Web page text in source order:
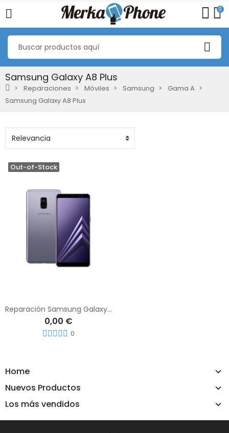
0
Samsung Galaxy A8 Plus
Reparaciones Móviles Samsung
Gama A
Samsung Galaxy A8 Plus
Home
Nuevos Productos
Los más vendidos
Out-of-Stock
Reparación Samsung Galaxy A8 Plus
0,00 €
0